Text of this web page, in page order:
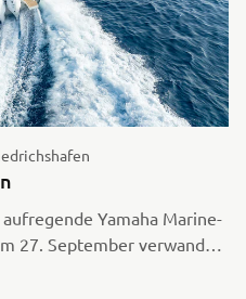
Yamaha Marine-
27. September verwandelt
in eine 60.000